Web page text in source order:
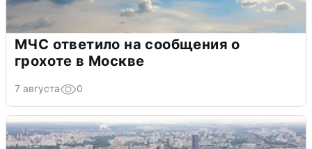
МЧС ответило на сообщения о
грохоте в Москве
7 августа 0